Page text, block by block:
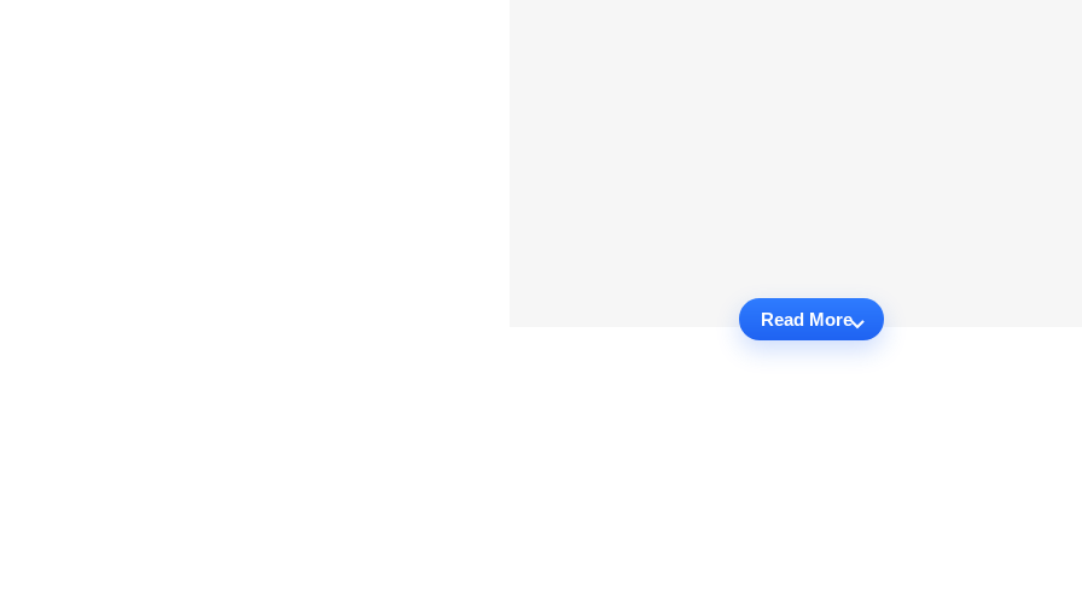
Read More